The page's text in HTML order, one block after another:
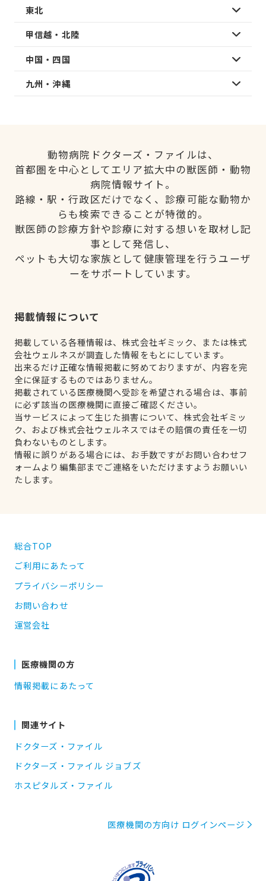
東北
甲信越・北陸
中国・四国
九州・沖縄
動物病院ドクターズ・ファイルは、
首都圏を中心としてエリア拡大中の獣医師・動物
病院情報サイト。
路線・駅・行政区だけでなく、診療可能な動物か
らも検索できることが特徴的。
獣医師の診療方針や診療に対する想いを取材し記
事として発信し、
ペットも大切な家族として健康管理を行うユーザ
ーをサポートしています。
掲載情報について
掲載している各種情報は、株式会社ギミック、または株式
会社ウェルネスが調査した情報をもとにしています。
出来るだけ正確な情報掲載に努めておりますが、内容を完
全に保証するものではありません。
掲載されている医療機関へ受診を希望される場合は、事前
に必ず該当の医療機関に直接ご確認ください。
当サービスによって生じた損害について、株式会社ギミッ
ク、および株式会社ウェルネスではその賠償の責任を一切
負わないものとします。
情報に誤りがある場合には、お手数ですがお問い合わせフ
ォームより編集部までご連絡をいただけますようお願いい
たします。
総合TOP
ご利用にあたって
プライバシーポリシー
お問い合わせ
運営会社
医療機関の方
情報掲載にあたって
関連サイト
ドクターズ・ファイル
ドクターズ・ファイル ジョブズ
ホスピタルズ・ファイル
医療機関の方向け ログインページ